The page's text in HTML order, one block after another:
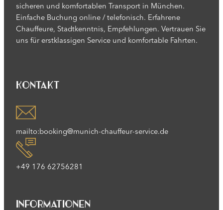
sicheren und komfortablen Transport in München.
Einfache Buchung online / telefonisch. Erfahrene
Chauffeure, Stadtkenntnis, Empfehlungen. Vertrauen Sie
uns für erstklassigen Service und komfortable Fahrten.
Kontakt
mailto:booking@munich-chauffeur-service.de
+49 176 62756281
Informationen